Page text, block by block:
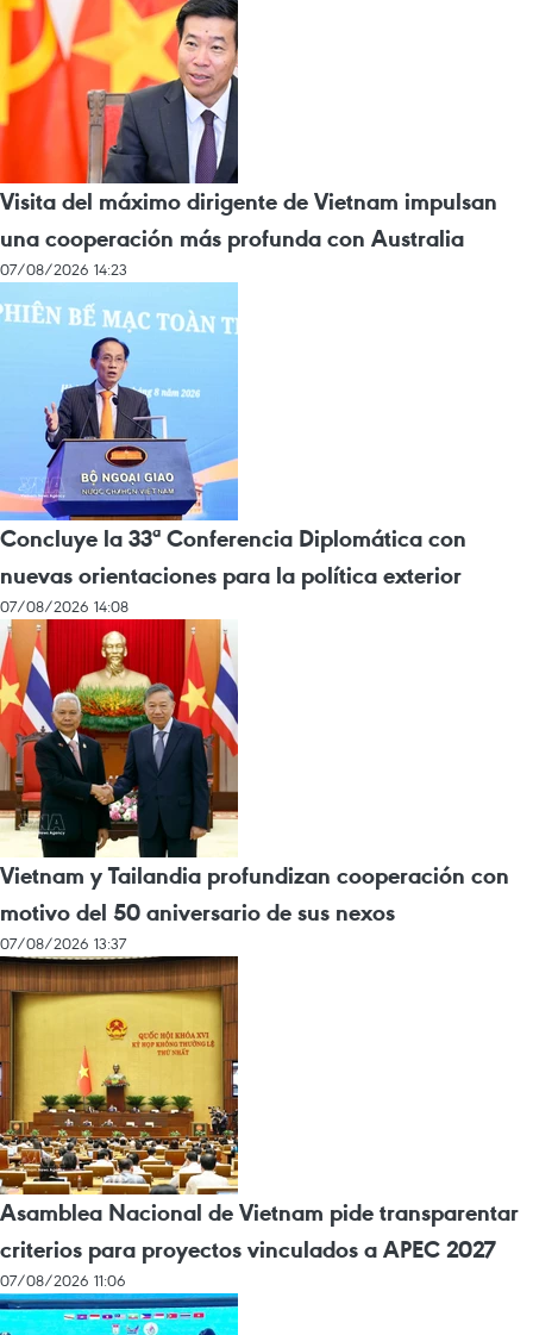
Visita del máximo dirigente de Vietnam impulsan
una cooperación más profunda con Australia
07/08/2026 14:23
Concluye la 33ª Conferencia Diplomática con
nuevas orientaciones para la política exterior
07/08/2026 14:08
Vietnam y Tailandia profundizan cooperación con
motivo del 50 aniversario de sus nexos
07/08/2026 13:37
Asamblea Nacional de Vietnam pide transparentar
criterios para proyectos vinculados a APEC 2027
07/08/2026 11:06